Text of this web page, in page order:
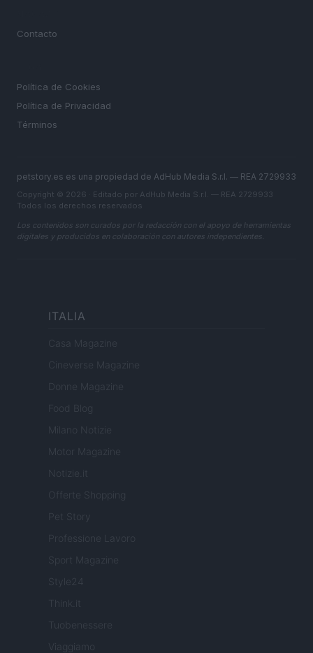
Contacto
Política de Cookies
Política de Privacidad
Términos
petstory.es es una propiedad de AdHub Media S.r.l. — REA 2729933
Copyright © 2026 · Editado por AdHub Media S.r.l. — REA 2729933
Todos los derechos reservados
Los contenidos son curados por la redacción con el apoyo de herramientas
digitales y producidos en colaboración con autores independientes.
ITALIA
Casa Magazine
Cineverse Magazine
Donne Magazine
Food Blog
Milano Notizie
Motor Magazine
Notizie.it
Offerte Shopping
Professione Lavoro
Sport Magazine
Style24
Think.it
Tuobenessere
Viaggiamo